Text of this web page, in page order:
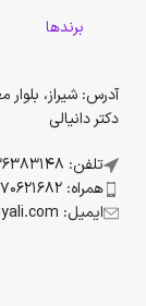
برندها
آدرس: شیراز، بلوار
دکتر دانیالی
تلفن: 07136383148
همراه: 09170621682
ایمیل: info@drdanyali.com